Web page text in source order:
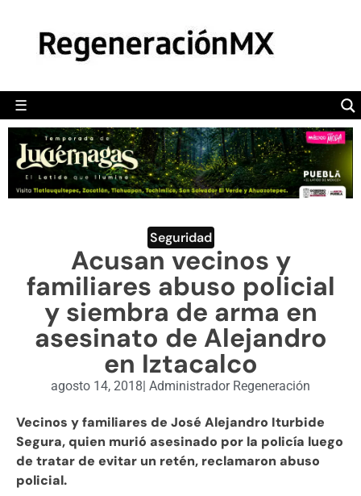
☰
POLÍTICA
CAMALEÓN
OPINIÓN
DEPORTES
ENGLISH SECTION
VIDEOS
Seguridad
Acusan vecinos y
familiares abuso policial
y siembra de arma en
asesinato de Alejandro
en Iztacalco
agosto 14, 2018| Administrador Regeneración
Vecinos y familiares de José Alejandro Iturbide
Segura, quien murió asesinado por la policía luego
de tratar de evitar un retén, reclamaron abuso
policial.